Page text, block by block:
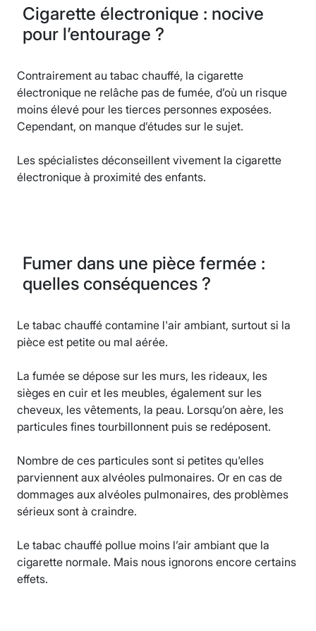
Cigarette électronique : nocive
pour l’entourage ?
Contrairement au tabac chauffé, la cigarette
électronique ne relâche pas de fumée, d’où un risque
moins élevé pour les tierces personnes exposées.
Cependant, on manque d’études sur le sujet.
Les spécialistes déconseillent vivement la cigarette
électronique à proximité des enfants.
Fumer dans une pièce fermée :
quelles conséquences ?
Le tabac chauffé contamine l'air ambiant, surtout si la
pièce est petite ou mal aérée.
La fumée se dépose sur les murs, les rideaux, les
sièges en cuir et les meubles, également sur les
cheveux, les vêtements, la peau. Lorsqu’on aère, les
particules fines tourbillonnent puis se redéposent.
Nombre de ces particules sont si petites qu'elles
parviennent aux alvéoles pulmonaires. Or en cas de
dommages aux alvéoles pulmonaires, des problèmes
sérieux sont à craindre.
Le tabac chauffé pollue moins l’air ambiant que la
cigarette normale. Mais nous ignorons encore certains
effets.